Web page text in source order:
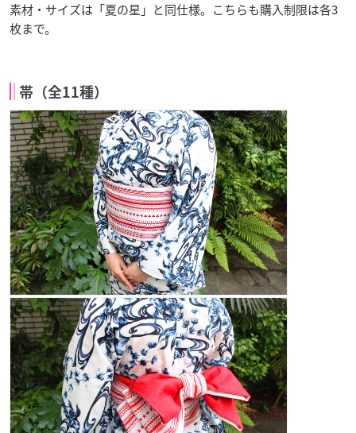
素材・サイズは「夏の星」と同仕様。こちらも購入制限は各3
枚まで。
帯（全11種）